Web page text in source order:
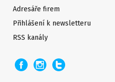
Adresáře firem
Přihlášení k newsletteru
RSS kanály